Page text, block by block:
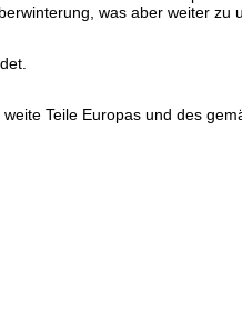
was aber weiter zu
Teile Europas und des